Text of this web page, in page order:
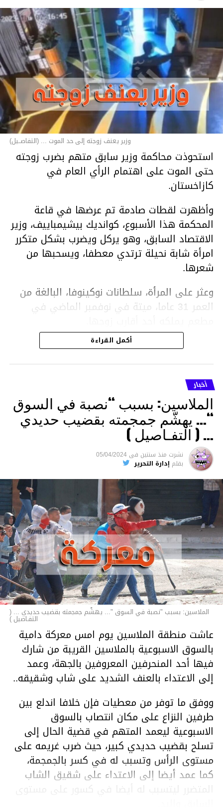
وزير يعنف زوجته إلى حد الموت ... (التفاصــيل)
استحوذت محاكمة وزير سابق متهم بضرب زوجته
حتى الموت على اهتمام الرأي العام في
كازاخستان.
وأظهرت لقطات صادمة تم عرضها في قاعة
المحكمة هذا الأسبوع، كوانديك بيشيمباييف، وزير
الاقتصاد السابق، وهو يركل ويضرب بشكل متكرر
امرأة شابة نحيلة ترتدي معطفا، ويسحبها من
شعرها.
وعثر على المرأة، سلطانات نوكينوفا، البالغة من
العمر 31 عاما، ميتة في نوفمبر الماضي في
ووفقا لتقرير الطبيب الشرعي، توفيت نوكينوفا
متأثرة بصدمة في الدماغ، وكانت إحدى عظام
أنفها مكسورة وكانت هناك كدمات متعددة على
وجهها ورأسها وذراعيها ويديها.
ويواجه بيشيمباييف (43 عاما) اتهامات بالتعذيب
والقتل باستخدام العنف الشديد ويواجه عقوبة
السجن لمدة تصل إلى 20 عاما.
الأخبار
أكمل القراءة
أخبار
الملاسين: بسبب “نصبة في السوق
“… يهشّم جمجمته بقضيب حديدي
… ( التفـاصيل )
نشرت منذ سنتين فى 05/04/2024
بقلم إدارة التحرير
الملاسين: بسبب "نصبة في السوق "... يهشّم جمجمته بقضيب حديدي ... (
التفـاصيل )
عاشت منطقة الملاسين يوم امس معركة دامية
بالسوق الاسبوعية بالملاسين القريبة من شارك
فيها أحد المنحرفين المعروفين بالجهة، وعمد
إلى الاعتداء بالعنف الشديد على شاب وشقيقه..
ووفق ما توفر من معطيات فإن خلافا اندلع بين
طرفين النزاع على مكان انتصاب بالسوق
الاسبوعية ليعمد المتهم في قضية الحال إلى
تسلح بقضيب حديدي كبير، حيث ضرب غريمه على
مستوى الرأس وتسبب له في كسر بالجمجمة،
كما عمد أيضا إلى الاعتداء على شقيق الشاب
المتضرر ليتسبب له أيضا في كسور على مستوى